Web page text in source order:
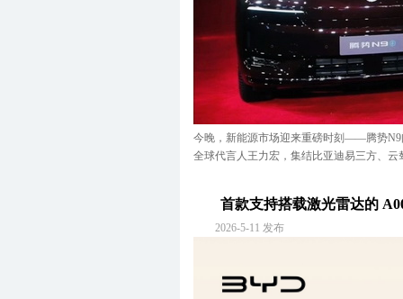
今晚，新能源市场迎来重磅时刻——腾势N9
全球代言人王力宏，集结比亚迪易三方、
首款支持搭载激光雷达的
2026-5-11 发布